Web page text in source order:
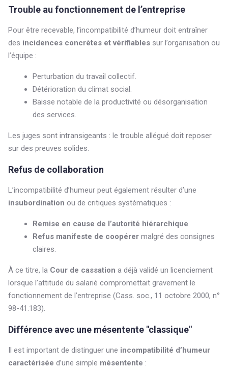
Trouble au fonctionnement de l’entreprise
Pour être recevable, l’incompatibilité d’humeur doit entraîner
des incidences concrètes et vérifiables sur l’organisation ou
l’équipe :
Perturbation du travail collectif.
Détérioration du climat social.
Baisse notable de la productivité ou désorganisation
des services.
Les juges sont intransigeants : le trouble allégué doit reposer
sur des preuves solides.
Refus de collaboration
L’incompatibilité d’humeur peut également résulter d’une
insubordination ou de critiques systématiques :
Remise en cause de l’autorité hiérarchique.
Refus manifeste de coopérer malgré des consignes
claires.
À ce titre, la Cour de cassation a déjà validé un licenciement
lorsque l’attitude du salarié compromettait gravement le
fonctionnement de l’entreprise (Cass. soc., 11 octobre 2000, n°
98-41.183).
Différence avec une mésentente "classique"
Il est important de distinguer une incompatibilité d’humeur
caractérisée d’une simple mésentente :